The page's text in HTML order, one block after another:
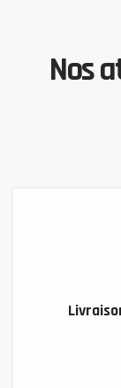
Nos